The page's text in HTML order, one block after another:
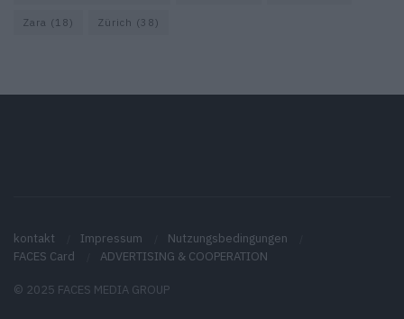
Zara (18) Zürich (38)
kontakt Impressum
Nutzungsbedingungen
FACES Card
ADVERTISING & COOPERATION
© 2025 FACES MEDIA GROUP